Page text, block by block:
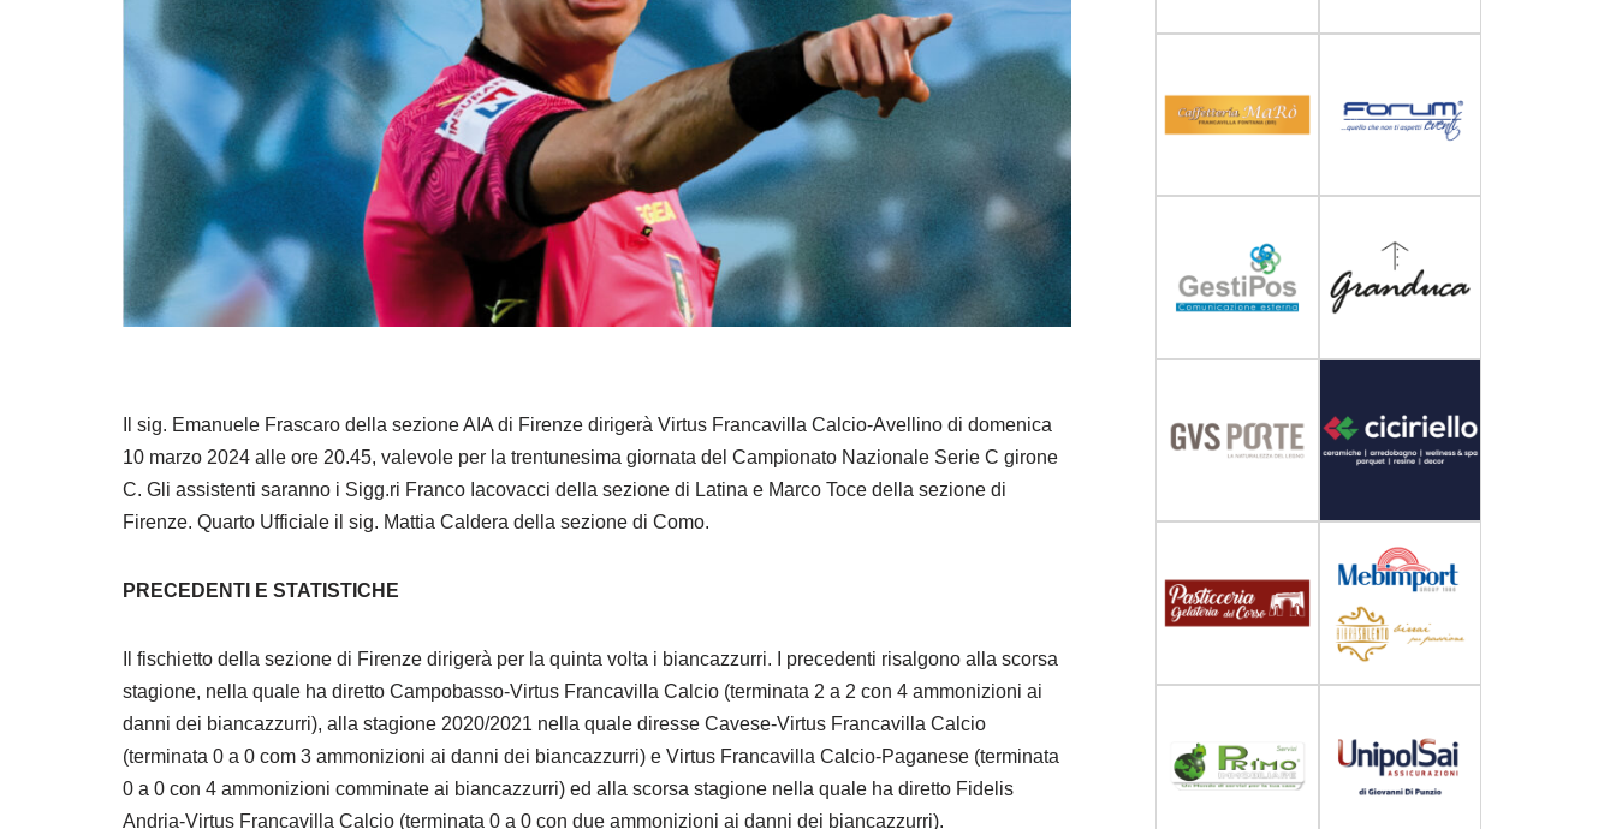
Il sig. Emanuele Frascaro della sezione AIA di Firenze dirigerà Virtus Francavilla Calcio-Avellino di domenica
10 marzo 2024 alle ore 20.45, valevole per la trentunesima giornata del Campionato Nazionale Serie C girone
C. Gli assistenti saranno i Sigg.ri Franco Iacovacci della sezione di Latina e Marco Toce della sezione di
Firenze. Quarto Ufficiale il sig. Mattia Caldera della sezione di Como.
PRECEDENTI E STATISTICHE
Il fischietto della sezione di Firenze dirigerà per la quinta volta i biancazzurri. I precedenti risalgono alla scorsa
stagione, nella quale ha diretto Campobasso-Virtus Francavilla Calcio (terminata 2 a 2 con 4 ammonizioni ai
danni dei biancazzurri), alla stagione 2020/2021 nella quale diresse Cavese-Virtus Francavilla Calcio
(terminata 0 a 0 com 3 ammonizioni ai danni dei biancazzurri) e Virtus Francavilla Calcio-Paganese (terminata
0 a 0 con 4 ammonizioni comminate ai biancazzurri) ed alla scorsa stagione nella quale ha diretto Fidelis
Andria-Virtus Francavilla Calcio (terminata 0 a 0 con due ammonizioni ai danni dei biancazzurri).